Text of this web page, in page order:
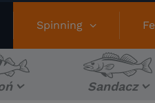
Spinning
Sandacz